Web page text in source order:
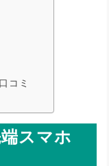
コミ
スマホ